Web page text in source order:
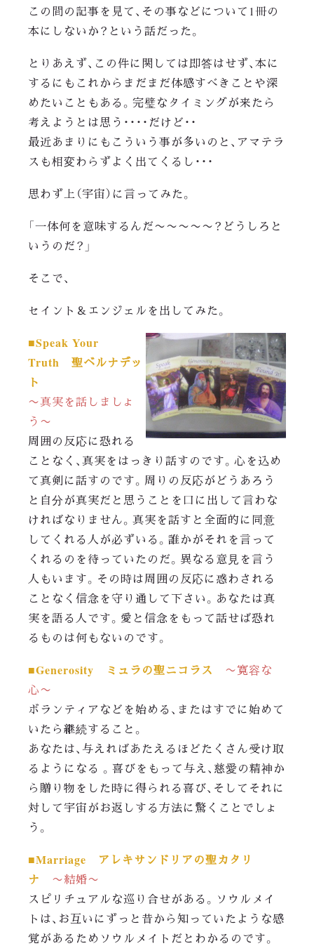
この間の記事を見て、その事などについて1冊の
本にしないか？という話だった。
とりあえず、この件に関しては即答はせず、本に
するにもこれからまだまだ体感すべきことや深
めたいこともある。完璧なタイミングが来たら
考えようとは思う・・・・だけど・・
最近あまりにもこういう事が多いのと、アマテラ
スも相変わらずよく出てくるし・・・
思わず上（宇宙）に言ってみた。
「一体何を意味するんだ〜〜〜〜〜？どうしろと
いうのだ？」
そこで、
セイント＆エンジェルを出してみた。
■Speak Your
Truth 聖ベルナデッ
ト
〜真実を話しましょ
う〜
周囲の反応に恐れる
ことなく、真実をはっきり話すのです。心を込め
て真剣に話すのです。周りの反応がどうあろう
と自分が真実だと思うことを口に出して言わな
ければなりません。真実を話すと全面的に同意
してくれる人が必ずいる。誰かがそれを言って
くれるのを待っていたのだ。異なる意見を言う
人もいます。その時は周囲の反応に惑わされる
ことなく信念を守り通して下さい。あなたは真
実を語る人です。愛と信念をもって話せば恐れ
るものは何もないのです。
■Generosity ミュラの聖ニコラス 〜寛容な
心〜
ボランティアなどを始める、またはすでに始めて
いたら継続すること。
あなたは、与えればあたえるほどたくさん受け取
るようになる 。喜びをもって与え、慈愛の精神か
ら贈り物をした時に得られる喜び、そしてそれに
対して宇宙がお返しする方法に驚くことでしょ
う。
■Marriage アレキサンドリアの聖カタリ
ナ 〜結婚〜
スピリチュアルな巡り合せがある。ソウルメイ
トは、お互いにずっと昔から知っていたような感
覚があるためソウルメイトだとわかるのです。